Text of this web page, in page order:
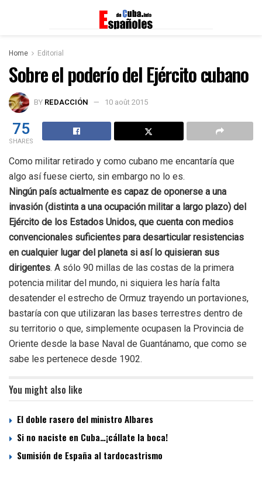
Home Editorial
Sobre el poderío del Ejército cubano
BY REDACCIÓN 10 août 2015
75
SHARES
Como militar retirado y como cubano me encantaría que
algo así fuese cierto, sin embargo no lo es.
Ningún país actualmente es capaz de oponerse a una
invasión (distinta a una ocupación militar a largo plazo) del
Ejército de los Estados Unidos, que cuenta con medios
convencionales suficientes para desarticular resistencias
en cualquier lugar del planeta si así lo quisieran sus
dirigentes. A sólo 90 millas de las costas de la primera
potencia militar del mundo, ni siquiera les haría falta
desatender el estrecho de Ormuz trayendo un portaviones,
bastaría con que utilizaran las bases terrestres dentro de
su territorio o que, simplemente ocupasen la Provincia de
Oriente desde la base Naval de Guantánamo, que como se
sabe les pertenece desde 1902.
You might also like
El doble rasero del ministro Albares
Si no naciste en Cuba…¡cállate la boca!
Sumisión de España al tardocastrismo